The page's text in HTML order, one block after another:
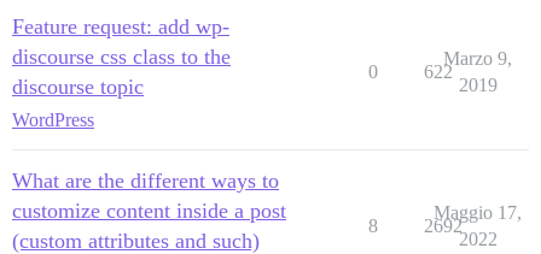
Feature request: add wp-
discourse css class to the
discourse topic
WordPress
0 622
Marzo 9,
2019
What are the different ways to
customize content inside a post
(custom attributes and such)
8 2692
Maggio 17,
2022